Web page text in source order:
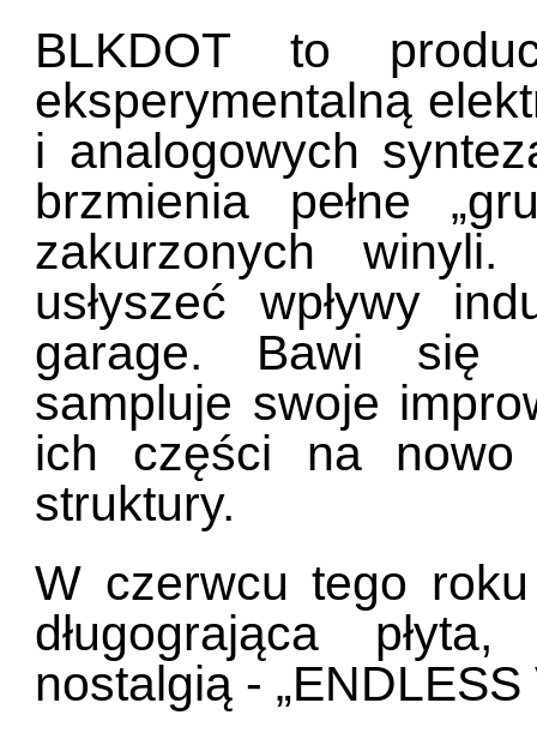
BLKDOT to
eksperymentalną
i analogowych
brzmienia pełne
zakurzonych
usłyszeć wpływy
garage. Bawi się
sampluje swoje
ich części na nowo
struktury.
W czerwcu tego
długogrająca
nostalgią - „ENDLESS